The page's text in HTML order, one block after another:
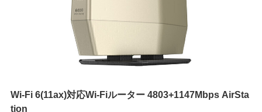
Wi-Fi 6(11ax)対応Wi-Fiルーター 4803+1147Mbps AirSta
tion